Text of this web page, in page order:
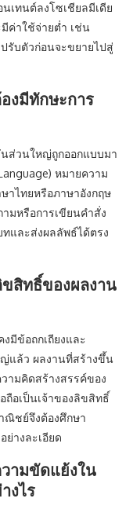
เทนต์ลงโซเชียลมีเดีย
ค่าใช้จ่ายต่ำ เช่น
รับตัวก่อนจะขยายไปสู่
งมีทักษะการ
นส่วนใหญ่ถูกออกแบบมา
หมายความ
าไทยหรือภาษาอังกฤษ
มหรือการเขียนคำสั่ง
ทและส่งผลลัพธ์ได้ตรง
สิทธิ์ของผลงาน
มีข้อถกเถียงและ
แล้ว ผลงานที่สร้างขึ้น
ามคิดสร้างสรรค์ของ
ถือเป็นเจ้าของลิขสิทธิ์
ณิชย์จึงต้องศึกษา
ย่างละเอียด
ามขัดแย้งใน
งไร